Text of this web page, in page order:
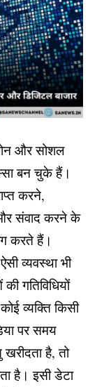
और सोशल
बन चुके हैं।
करने,
संवाद करने के
करते हैं।
व्यवस्था भी
गतिविधियों
व्यक्ति किसी
पर समय
है, तो
है। इसी डेटा